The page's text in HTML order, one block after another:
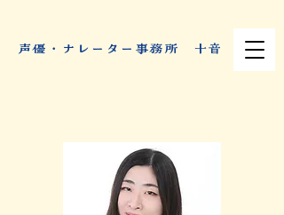
​声優・ナレーター事務所 十音